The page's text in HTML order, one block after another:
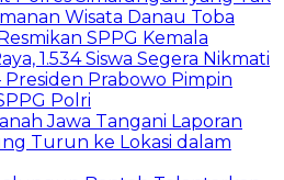
Wisata Danau Toba
SPPG Kemala
1.534 Siswa Segera Nikmati
Prabowo Pimpin
Polri
Jawa Tangani Laporan
Turun ke Lokasi dalam